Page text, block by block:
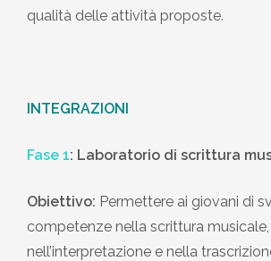
qualità delle attività proposte.
INTEGRAZIONI
Fase 1: Laboratorio di scrittura
Obiettivo: Permettere ai giovani di
competenze nella scrittura musicale,
nell’interpretazione e nella